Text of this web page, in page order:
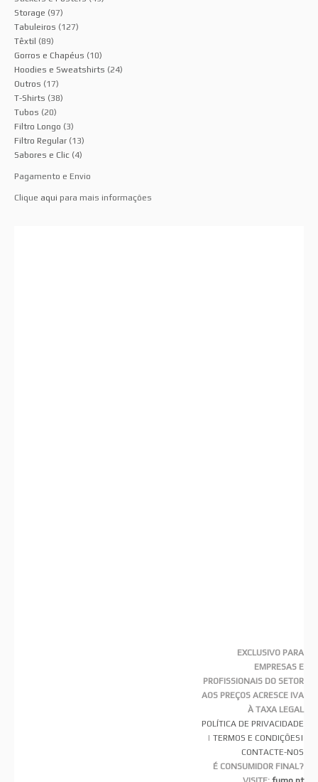
Storage (97)
Tabuleiros (127)
Têxtil (89)
Gorros e Chapéus (10)
Hoodies e Sweatshirts (24)
Outros (17)
T-Shirts (38)
Tubos (20)
Filtro Longo (3)
Filtro Regular (13)
Sabores e Clic (4)
Pagamento e Envio
Clique aqui para mais informações
EXCLUSIVO PARA
EMPRESAS E
PROFISSIONAIS DO SETOR
AOS PREÇOS ACRESCE IVA
À TAXA LEGAL
POLÍTICA DE PRIVACIDADE
| TERMOS E CONDIÇÕES|
CONTACTE-NOS
É CONSUMIDOR FINAL?